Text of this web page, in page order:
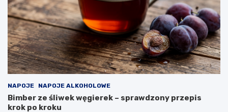
m
?
r
a
ć
d
o
n
o
w
c
z
e
NAPOJE NAPOJE ALKOHOLOWE
Bimber ze śliwek węgierek – sprawdzony przepis
krok po kroku